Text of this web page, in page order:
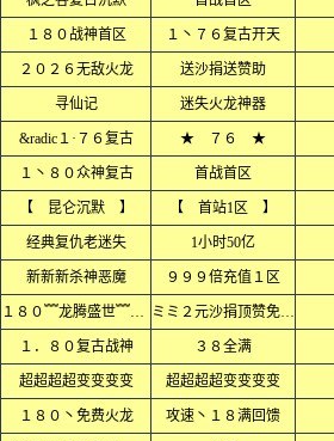
１８０战神首区 １丶７６复古开天
２０２６无敌火龙 送沙捐送赞助
寻仙记 迷失火龙神器
&radic１·７６复古 ★ ７６ ★
１丶８０众神复古 首战首区
【 昆仑沉默 】 【 首站1区 】
经典复仇老迷失 1小时50亿
新新新杀神恶魔 ９９９倍充值１区
１８０﹌龙腾盛世﹌火龙﹌ ミミ２元沙捐顶赞免费ミミ
１．８０复古战神 ３８全满
超超超超变变变变 超超超超变变变变
１８０丶免费火龙 攻速丶１８满回馈